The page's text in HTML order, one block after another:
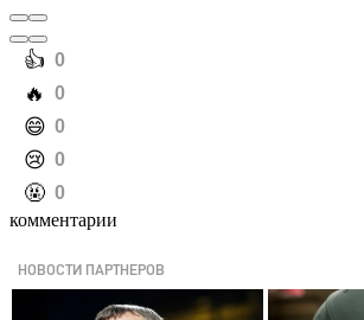
️👍 0
️🔥 0
️😄 0
️😢 0
️🤬 0
комментарии